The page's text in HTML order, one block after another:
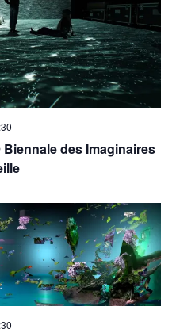
des Imaginaires